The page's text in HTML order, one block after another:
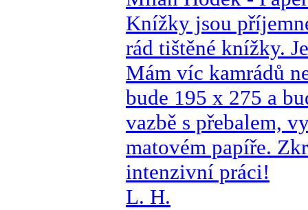
Knížky jsou
rád tištěné knížky.
Mám víc kamrádů
bude 195 x 275 a
vazbě s přebalem,
matovém papíře.
intenzivní práci!
L. H.